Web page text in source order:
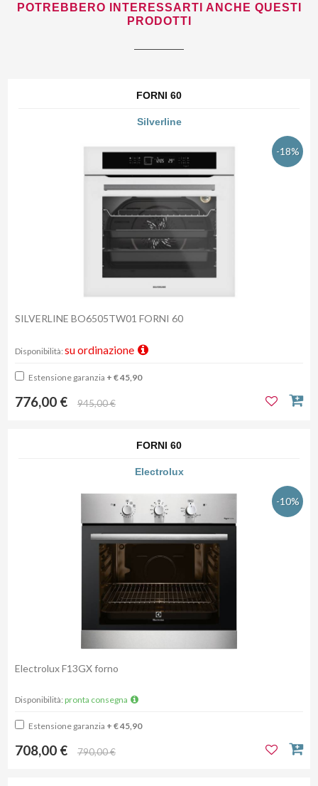
POTREBBERO INTERESSARTI ANCHE QUESTI
PRODOTTI
FORNI 60
Silverline
-18%
SILVERLINE BO6505TW01 FORNI 60
Disponibilità: su ordinazione
Estensione garanzia + € 45,90
776,00 € 945,00 €
FORNI 60
Electrolux
-10%
Electrolux F13GX forno
Disponibilità: pronta consegna
Estensione garanzia + € 45,90
708,00 € 790,00 €